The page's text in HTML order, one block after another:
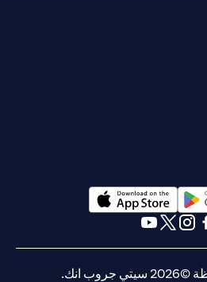
opens
opens in a new tab
انك.